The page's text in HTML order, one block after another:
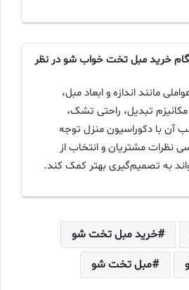
خرید مبل تخت خواب شو در نظر
مانند اندازه و ابعاد مبل،
تبدیل، راحتی تشک،
با دکوراسیون منزل توجه
نظرات مشتریان و انتخاب از
به تصمیم‌گیری بهتر کمک کند.
خرید مبل تخت شو
مبل تخت شو